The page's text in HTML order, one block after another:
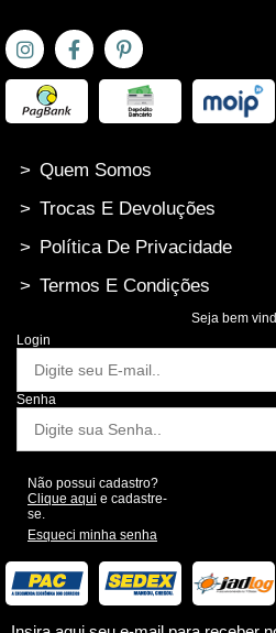
> Quem Somos
> Trocas E Devoluções
> Política De Privacidade
> Termos E Condições
Seja bem
Login
Senha
Não possui cadastro?
Clique aqui e cadastre-
se.
Esqueci minha senha